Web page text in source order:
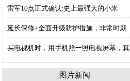
雷军10点正式确认:史上最强大的小米
延长保修+全面升级防护措施，非常时期
买电视机时，用手机照一照电视屏幕，真
图片新闻